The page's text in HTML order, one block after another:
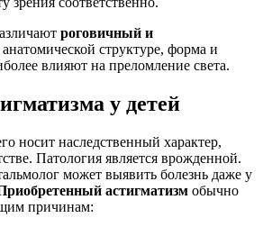
роговичный и
структуре, форма и
влияют на преломление света.
у детей
носит наследственный характер,
Патология является врожденной.
может выявить болезнь даже у
астигматизм обычно
причинам: